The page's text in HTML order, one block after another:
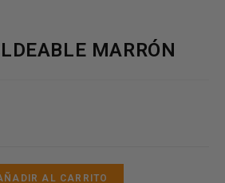
MARRÓN
AL CARRITO